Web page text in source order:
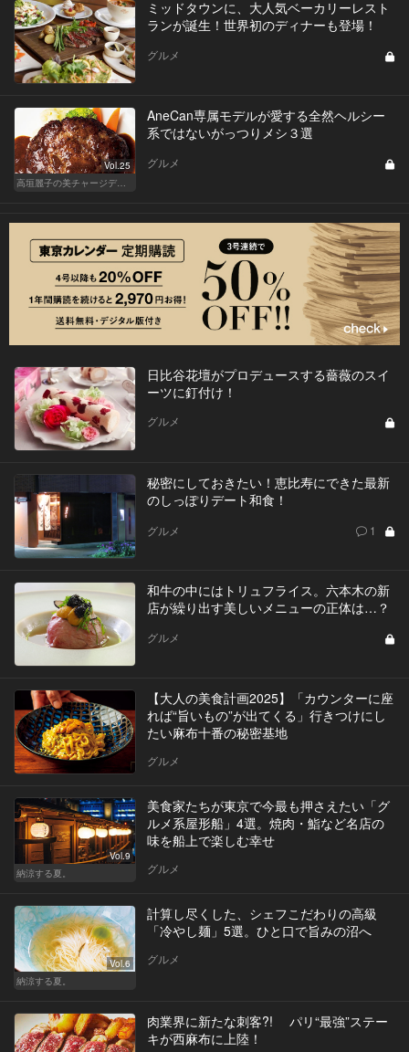
ミッドタウンに、大人気ベーカリーレスト
ランが誕生！世界初のディナーも登場！
グルメ
Vol.25
高垣麗子の美チャージディナー
AneCan専属モデルが愛する全然ヘルシー
系ではないがっつりメシ３選
グルメ
日比谷花壇がプロデュースする薔薇のスイ
ーツに釘付け！
グルメ
秘密にしておきたい！恵比寿にできた最新
のしっぽりデート和食！
グルメ 1
和牛の中にはトリュフライス。六本木の新
店が繰り出す美しいメニューの正体は…？
グルメ
【大人の美食計画2025】「カウンターに座
れば“旨いもの”が出てくる」行きつけにし
たい麻布十番の秘密基地
グルメ
Vol.9
納涼する夏。
美食家たちが東京で今最も押さえたい「グ
ルメ系屋形船」4選。焼肉・鮨など名店の
味を船上で楽しむ幸せ
グルメ
Vol.6
納涼する夏。
計算し尽くした、シェフこだわりの高級
「冷やし麺」5選。ひと口で旨みの沼へ
グルメ
肉業界に新たな刺客?! パリ“最強”ステー
キが西麻布に上陸！